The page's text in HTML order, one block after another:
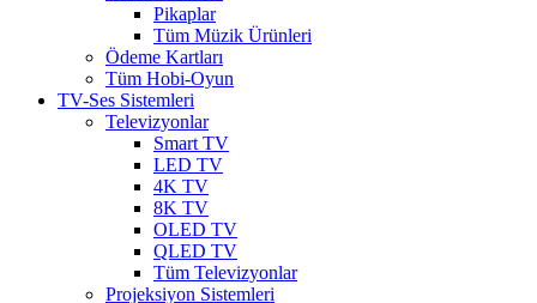
Pikaplar
Tüm Müzik Ürünleri
Ödeme Kartları
Tüm Hobi-Oyun
TV-Ses Sistemleri
Televizyonlar
Smart TV
LED TV
4K TV
8K TV
OLED TV
QLED TV
Tüm Televizyonlar
Projeksiyon Sistemleri